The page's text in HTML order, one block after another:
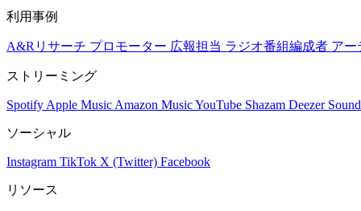
利用事例
A&Rリサーチ プロモーター 広報担当 ラジオ番組編成者 アー
ストリーミング
Spotify Apple Music Amazon MusicYouTube Shazam Deezer
ソーシャル
Instagram TikTok X (Twitter) Facebook
リソース